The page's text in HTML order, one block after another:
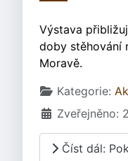
Výstava
doby stěhování
Moravě.
Základní údaje
Kategorie:
Zveřejněno:
Číst dál: